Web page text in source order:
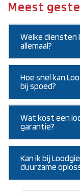
Meest
Welke diensten
allemaal?
Hoe snel kan
bij spoed?
Wat kost een
garantie?
Kan ik bij
duurzame